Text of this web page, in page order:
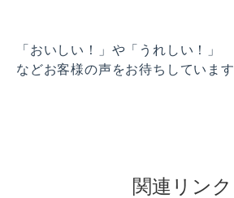
「おいしい！」や「うれしい！」
などお客様の声をお待ちしています
関連リンク